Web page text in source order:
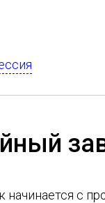
начинается с